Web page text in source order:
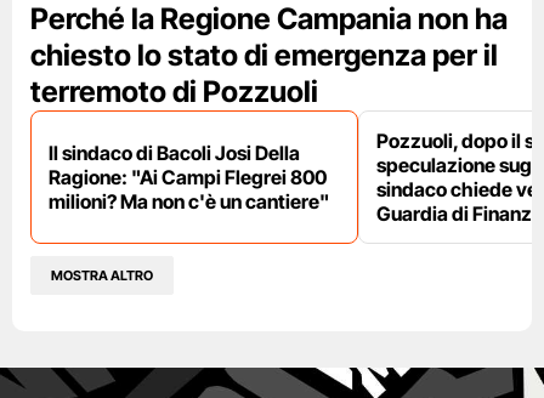
Perché la Regione Campania non ha
chiesto lo stato di emergenza per il
terremoto di Pozzuoli
Il sindaco di Bacoli Josi Della
Ragione: "Ai Campi Flegrei 800
milioni? Ma non c'è un cantiere"
Pozzuoli, dopo il
speculazione
sindaco chiede
Guardia di Finanza
MOSTRA ALTRO